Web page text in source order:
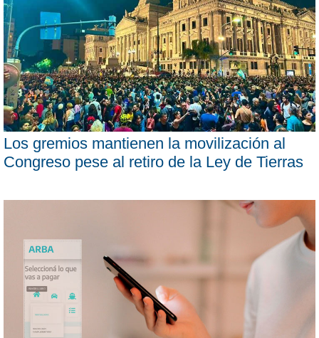
Los gremios mantienen la movilización al
Congreso pese al retiro de la Ley de Tierras